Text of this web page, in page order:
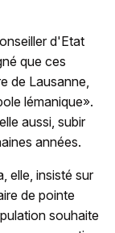
d'Etat
que ces
de Lausanne,
lémanique».
aussi, subir
années.
elle, insisté sur
de pointe
souhaite